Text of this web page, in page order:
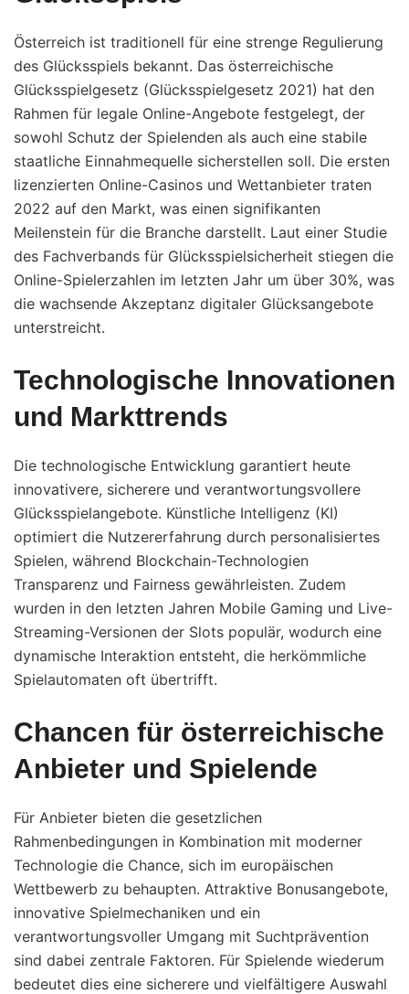
Österreich ist traditionell für eine strenge Regulierung
des Glücksspiels bekannt. Das österreichische
Glücksspielgesetz (Glücksspielgesetz 2021) hat den
Rahmen für legale Online-Angebote festgelegt, der
sowohl Schutz der Spielenden als auch eine stabile
staatliche Einnahmequelle sicherstellen soll. Die ersten
lizenzierten Online-Casinos und Wettanbieter traten
2022 auf den Markt, was einen signifikanten
Meilenstein für die Branche darstellt. Laut einer Studie
des Fachverbands für Glücksspielsicherheit stiegen die
Online-Spielerzahlen im letzten Jahr um über 30%, was
die wachsende Akzeptanz digitaler Glücksangebote
unterstreicht.
Technologische Innovationen
und Markttrends
Die technologische Entwicklung garantiert heute
innovativere, sicherere und verantwortungsvollere
Glücksspielangebote. Künstliche Intelligenz (KI)
optimiert die Nutzererfahrung durch personalisiertes
Spielen, während Blockchain-Technologien
Transparenz und Fairness gewährleisten. Zudem
wurden in den letzten Jahren Mobile Gaming und Live-
Streaming-Versionen der Slots populär, wodurch eine
dynamische Interaktion entsteht, die herkömmliche
Spielautomaten oft übertrifft.
Chancen für österreichische
Anbieter und Spielende
Für Anbieter bieten die gesetzlichen
Rahmenbedingungen in Kombination mit moderner
Technologie die Chance, sich im europäischen
Wettbewerb zu behaupten. Attraktive Bonusangebote,
innovative Spielmechaniken und ein
verantwortungsvoller Umgang mit Suchtprävention
sind dabei zentrale Faktoren. Für Spielende wiederum
bedeutet dies eine sicherere und vielfältigere Auswahl